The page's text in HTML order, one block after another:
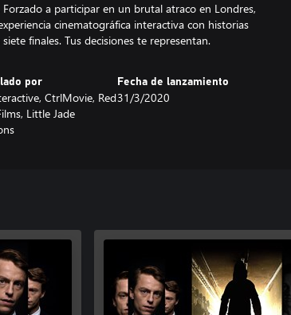
a participar en un brutal atraco en Londres,
cinematográfica interactiva con historias
finales. Tus decisiones te representan.
por
CtrlMovie, Red
Little Jade
Fecha de lanzamiento
31/3/2020